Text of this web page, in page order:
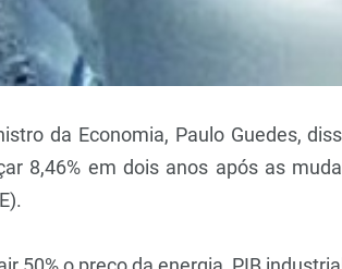
da Economia, Paulo Guedes,
8,46% em dois anos após as